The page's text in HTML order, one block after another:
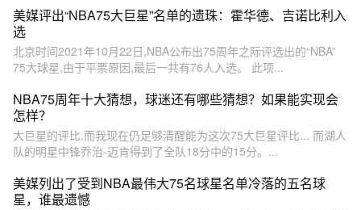
美媒评出“NBA75大巨星”名单的遗珠：霍华德、吉诺比利入
选
北京时间2021年10月22日,NBA公布出75周年之际评选出的“NBA”
75大球星,由于平票原因,最后一共有76人入选。 此项...
NBA75周年十大猜想，球迷还有哪些猜想？如果能实现会
怎样？
大巨星的评比,而我现在仍足够清醒能为这次75大巨星评比... 而湖人
队的明星中锋乔治-迈肯得到了全队18分中的15分。...
美媒列出了受到NBA最伟大75名球星名单冷落的五名球
星，谁最遗憾